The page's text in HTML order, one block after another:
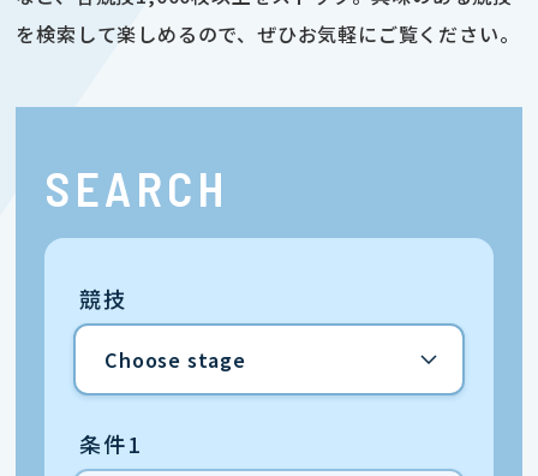
を検索して楽しめるので、ぜひお気軽にご覧ください。
SEARCH
競技
条件1